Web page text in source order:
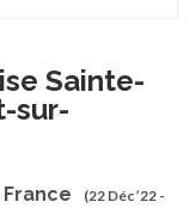
Sainte-
sur-
(22 Déc ’22 -